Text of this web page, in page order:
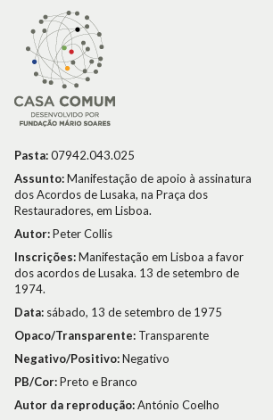
Pasta:07942.043.025
Assunto:Manifestação de apoio à assinatura
dos Acordos de Lusaka, na Praça dos
Restauradores, em Lisboa.
Autor:Peter Collis
Inscrições:Manifestação em Lisboa a favor
dos acordos de Lusaka. 13 de setembro de
1974.
Data: sábado, 13 de setembro de 1975
Opaco/Transparente: Transparente
Negativo/Positivo:Negativo
PB/Cor:Preto e Branco
Autor da reprodução:António Coelho